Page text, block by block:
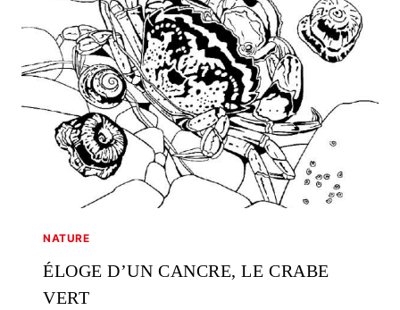
NATURE
ÉLOGE D’UN CANCRE, LE CRABE
VERT